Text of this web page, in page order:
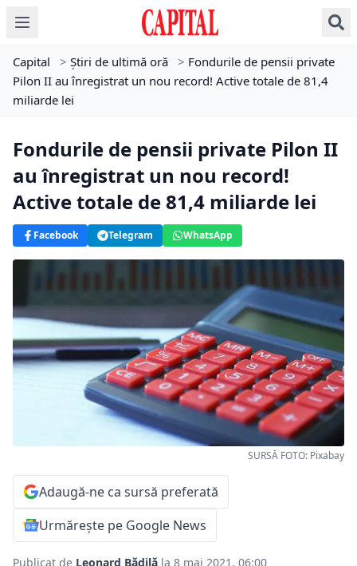
Capital > Știri de ultimă oră > Fondurile de pensii private
Pilon II au înregistrat un nou record! Active totale de 81,4
miliarde lei
Fondurile de pensii private Pilon II
au înregistrat un nou record!
Active totale de 81,4 miliarde lei
Facebook Telegram WhatsApp
SURSĂ FOTO: Pixabay
Adaugă-ne ca sursă preferată
Urmărește pe Google News
Publicat de Leonard Bădilă la 8 mai 2021, 06:00